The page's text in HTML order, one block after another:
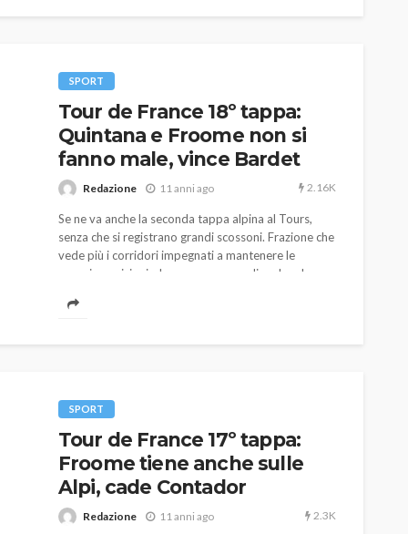
SPORT
Tour de France 18º tappa:
Quintana e Froome non si
fanno male, vince Bardet
Redazione 11 anni ago 2.16K
Se ne va anche la seconda tappa alpina al Tours,
senza che si registrano grandi scossoni. Frazione che
vede più i corridori impegnati a mantenere le
proprie posizioni, che non a cercare di scalare la
Bardet.
SPORT
Tour de France 17º tappa:
Froome tiene anche sulle
Alpi, cade Contador
Redazione 11 anni ago 2.3K
prato
784
passione per
l’automobilismo
abbracciano la stessa causa
god 9 mesi ago